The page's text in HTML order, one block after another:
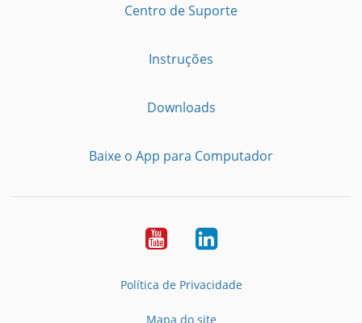
Centro de Suporte
Instruções
Downloads
Baixe o App para Computador
YoutubeLinkedIn
Política de Privacidade
Mapa do site